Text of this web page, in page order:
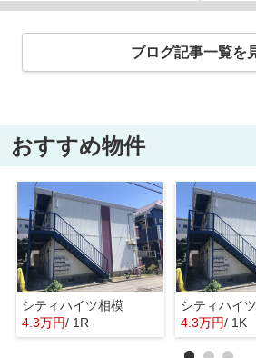
ブログ記事一覧を
おすすめ物件
シティハイツ相模
4.3万円/ 1R
シティハイ
4.3万円/ 1K